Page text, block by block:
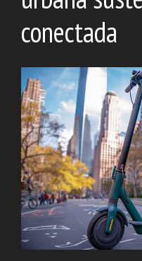
conectada